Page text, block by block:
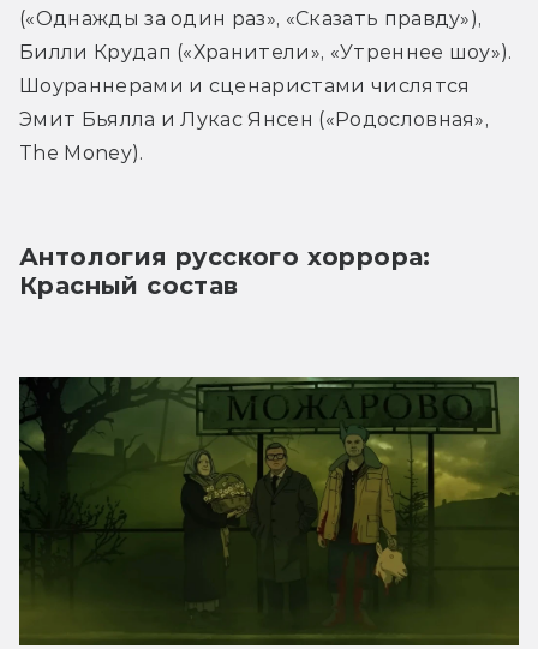
(«Однажды за один раз», «Сказать правду»),
Билли Крудап («Хранители», «Утреннее шоу»).
Шоураннерами и сценаристами числятся
Эмит Бьялла и Лукас Янсен («Родословная»,
The Money).
Антология русского хоррора:
Красный состав